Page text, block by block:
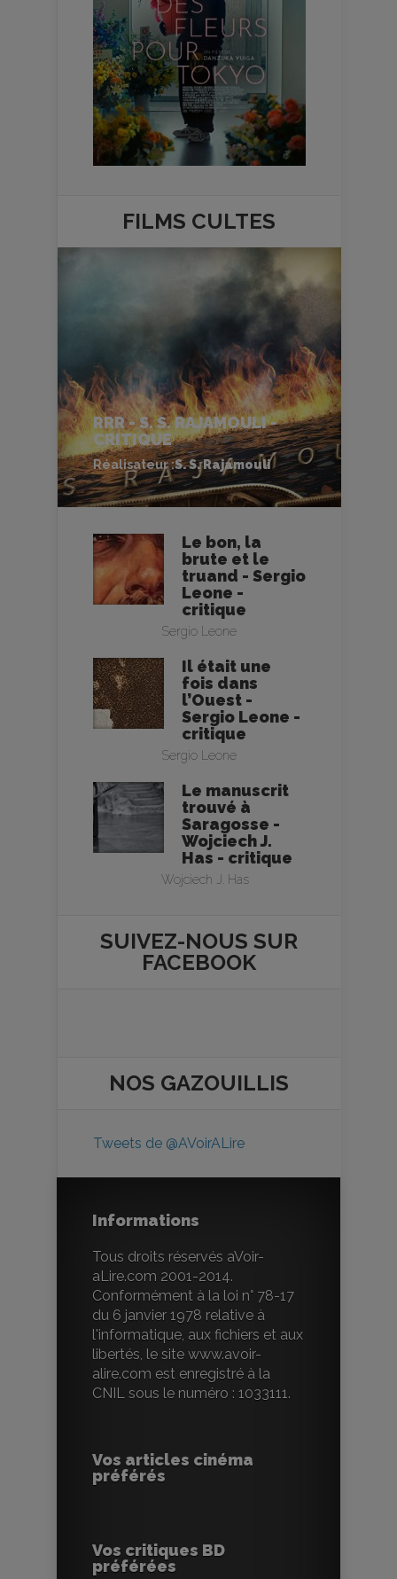
FILMS CULTES
RRR - S. S. RAJAMOULI -
CRITIQUE
Réalisateur :S. S. Rajamouli
Le bon, la
brute et le
truand - Sergio
Leone -
critique
Sergio Leone
Il était une
fois dans
l’Ouest -
Sergio Leone -
critique
Sergio Leone
Le manuscrit
trouvé à
Saragosse -
Wojciech J.
Has - critique
Wojciech J. Has
SUIVEZ-NOUS SUR
FACEBOOK
NOS GAZOUILLIS
Tweets de @AVoirALire
Informations
Tous droits réservés aVoir-
aLire.com 2001-2014.
Conformément à la loi n° 78-17
du 6 janvier 1978 relative à
l'informatique, aux fichiers et aux
libertés, le site www.avoir-
alire.com est enregistré à la
CNIL sous le numéro : 1033111.
Vos articles cinéma
préférés
Vos critiques BD
préférées